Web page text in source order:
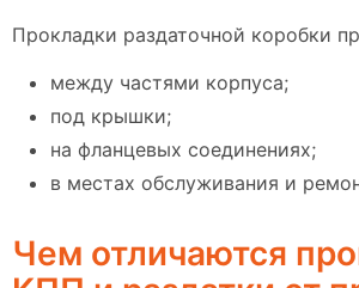
Прокладки раздаточной коробки
между частями корпуса;
под крышки;
на фланцевых соединениях;
в местах обслуживания и
Чем отличаются